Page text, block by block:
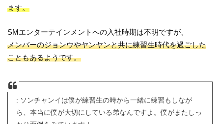
ます。
SMエンターテインメントへの入社時期は不明ですが、
メンバーのジョンウやヤンヤンと共に練習生時代を過ごした
こともあるようです。
: ソンチャンイは僕が練習生の時から一緒に練習もしなが
ら、本当に僕が大切にしている弟なんですよ。僕がまたしっ